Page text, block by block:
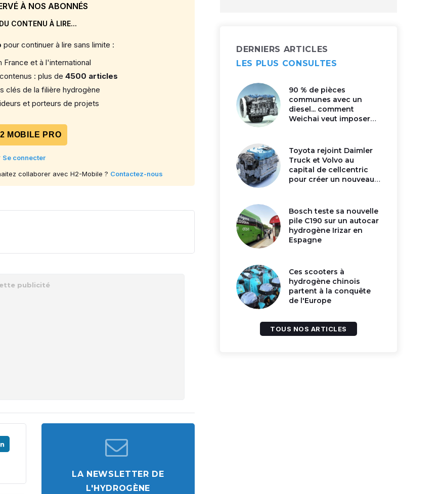
À NOS ABONNÉS
CONTENU À LIRE...
pour continuer à lire sans limite :
France et à l'international
: plus de 4500 articles
clés de la filière hydrogène
et porteurs de projets
MOBILE PRO
Se connecter
collaborer avec H2-Mobile ? Contactez-nous
LA NEWSLETTER DE
L'HYDROGÈNE
DERNIERS ARTICLES
LES PLUS CONSULTES
90 % de pièces
communes avec un
diesel... comment
Weichai veut imposer
Toyota rejoint Daimler
Truck et Volvo au
capital de cellcentric
pour créer un nouveau
Bosch teste sa nouvelle
pile C190 sur un autocar
hydrogène Irizar en
Espagne
Ces scooters à
hydrogène chinois
partent à la conquête
de l'Europe
TOUS NOS ARTICLES